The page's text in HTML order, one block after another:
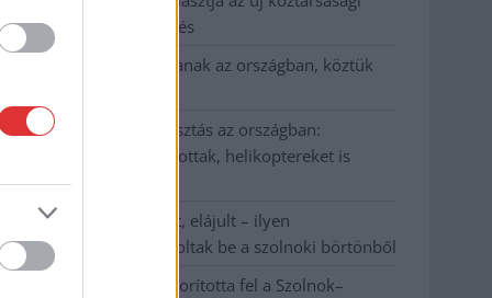
elnököt az Országgyűlés
Kiterjedt tüzek pusztítanak az országban, köztük
Harmadfokú hőségriasztás az országban:
Szolnokon klímát javítottak, helikoptereket is
bevetettek a tüzeknél
A zárkában rosszul lett, elájult – ilyen
körülményekről számoltak be a szolnoki börtönből
Váratlan fennakadás borította fel a Szolnok–